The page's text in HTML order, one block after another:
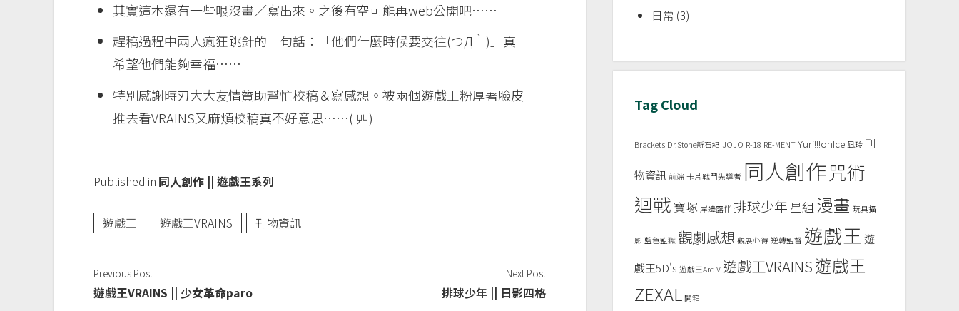
其實這本還有一些哏沒畫／寫出來。之後有空可能再web公開吧……
趕稿過程中兩人瘋狂跳針的一句話：「他們什麼時候要交往(つД｀)」真
希望他們能夠幸福……
特別感謝時刃大大友情贊助幫忙校稿＆寫感想。被兩個遊戲王粉厚著臉皮
推去看VRAINS又麻煩校稿真不好意思……( 艸)
Published in 同人創作 || 遊戲王系列
遊戲王 遊戲王VRAINS 刊物資訊
Previous Post
遊戲王VRAINS || 少女革命paro
Next Post
排球少年 || 日影四格
日常 (3)
Tag Cloud
Brackets Dr.Stone新石紀 JOJO R-18 RE-MENT Yuri!!!onIce 凪玲 刊
物資訊 前端 卡片戰鬥先導者 同人創作咒術
迴戰 寶塚 岸邊露伴 排球少年 星組 漫畫 玩具攝
影 藍色監獄 觀劇感想 觀展心得 逆轉監督 遊戲王 遊
戲王5D's 遊戲王Arc-V 遊戲王VRAINS遊戲王
ZEXAL 開箱